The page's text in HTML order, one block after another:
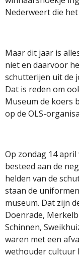
Nederweert die
Maar dit jaar is
niet en daarvoor
schutterijen uit de
Dat is reden om
Museum de koers
op de OLS-
Op zondag 14
besteed aan de
helden van de
staan de
museum. Dat zijn
Doenrade,
Schinnen,
waren met een
wethouder cultuur